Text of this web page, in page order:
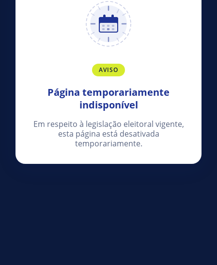
AVISO
Página temporariamente
indisponível
Em respeito à legislação eleitoral vigente,
esta página está desativada
temporariamente.